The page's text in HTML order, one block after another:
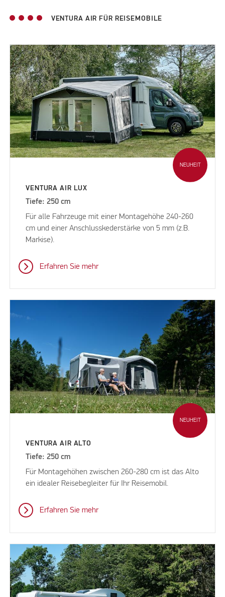
VENTURA AIR FÜR REISEMOBILE
NEUHEIT
VENTURA AIR LUX
Tiefe: 250 cm
Für alle Fahrzeuge mit einer Montagehöhe 240-260
cm und einer Anschlusskederstärke von 5 mm (z.B.
Markise).
Erfahren Sie mehr
NEUHEIT
VENTURA AIR ALTO
Tiefe: 250 cm
Für Montagehöhen zwischen 260-280 cm ist das Alto
ein idealer Reisebegleiter für Ihr Reisemobil.
Erfahren Sie mehr